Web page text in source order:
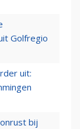
Golfregio
uit:
bij